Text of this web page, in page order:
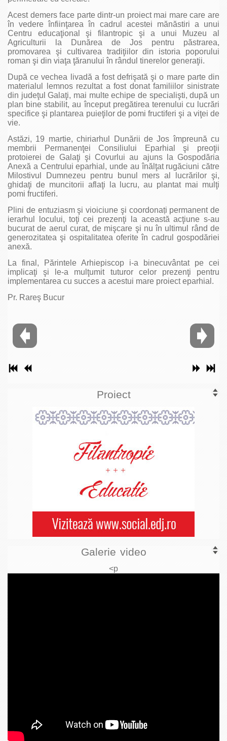
Acest demers face parte dintr-un proiect mai mare care are
în vedere înfiinţarea în cadrul acestei mănăstiri a unui
Centru educaţional şi filantropic şi a unui Muzeu al
Agriculturii la Dunărea de Jos pentru păstrarea,
promovarea şi cultivarea tradiţiilor din istoria poporului
roman şi din viaţa ţăranului în rândul tinerelor generaţii.
După ce vechea livadă a fost defrişată şi o mare parte din
materialul lemnos rezultat a fost donat familiilor sinistrate
din judeţul Galaţi, mai multe echipe de specialişti, după un
plan bine stabilit, au început pregătirea terenului cu lucrări
specifice şi plantarea puieţilor de pomi fructiferi şi a viţei de
vie.
Astăzi, 19 martie, chiriarhul Dunării de Jos împreună cu
membrii Permanenţei Consiliului Eparhial şi preoţii
protoierei de Galaţi şi Covurlui au ajuns la Gospodăria
Anexă a Centrului eparhial, unde au înălţat rugăciuni către
Milostivul Dumnezeu pentru bunul mers al lucrărilor şi,
ghidaţi de muncitorii aflaţi la lucru, au plantat mai mulţi
pomi fructiferi.
Plini de entuziasm şi vioiciune şi coordonați permanent de
ierarhul locului, toţi cei prezenţi la această acţiune s-au
bucurat de aerul curat, de mişcare şi nu în ultimul rând de
generozitatea şi ospitalitatea oferite în cadrul gospodăriei
anexă.
La final, Părintele Arhiepiscop i-a binecuvântat pe cei
implicaţi şi le-a mulţumit tuturor celor prezenţi pentru
implementarea cu succes a acestui mare proiect eparhial.
Pr. Rareş Bucur
Proiect
Galerie video
<p